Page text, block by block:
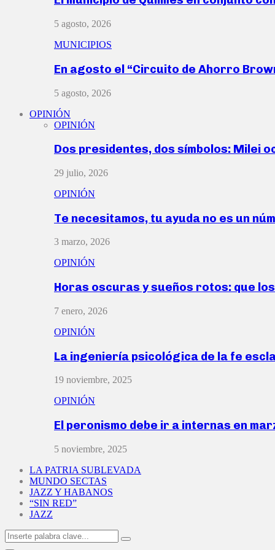
5 agosto, 2026
MUNICIPIOS
En agosto el “Circuito de Ahorro
5 agosto, 2026
OPINIÓN
OPINIÓN
Dos presidentes, dos símbolos: Milei
29 julio, 2026
OPINIÓN
Te necesitamos, tu ayuda no es un
3 marzo, 2026
OPINIÓN
Horas oscuras y sueños rotos: que
7 enero, 2026
OPINIÓN
La ingeniería psicológica de la fe
19 noviembre, 2025
OPINIÓN
El peronismo debe ir a internas en
5 noviembre, 2025
LA PATRIA SUBLEVADA
MUNDO SECTAS
JAZZ Y HABANOS
“SIN RED”
JAZZ
Search
for:
Search